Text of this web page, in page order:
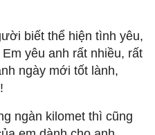
biết thể hiện tình yêu,
yêu anh rất nhiều, rất
ngày mới tốt lành,
ngàn kilomet thì cũng